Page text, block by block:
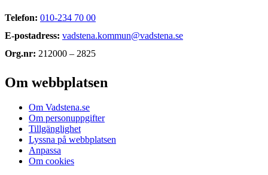
Telefon: 010-234 70 00
E-postadress: vadstena.kommun@vadstena.se
Org.nr: 212000 – 2825
Om webbplatsen
Om Vadstena.se
Om personuppgifter
Tillgänglighet
Lyssna på webbplatsen
Anpassa
Om cookies